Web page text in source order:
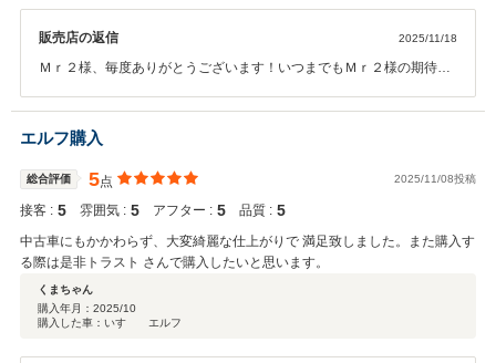
販売店の返信 2025/11/18
Ｍｒ２様、毎度ありがとうございます！いつまでもＭｒ２様の期待に
たします。
エルフ購入
総合評価 5点 2025/11/08投稿
接客 : 5 雰囲気 : 5 アフター : 5 品質 : 5
中古車にもかかわらず、大変綺麗な仕上がりで 満足致しました。また購入す
る際は是非トラスト さんで購入したいと思います。
くまちゃん
購入年月： 2025/10
購入した車：いすゞ エルフ